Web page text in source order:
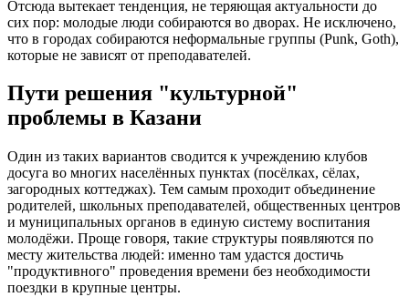
Отсюда вытекает тенденция, не теряющая актуальности до
сих пор: молодые люди собираются во дворах. Не исключено,
что в городах собираются неформальные группы (Punk, Goth),
которые не зависят от преподавателей.
Пути решения "культурной"
проблемы в Казани
Один из таких вариантов сводится к учреждению клубов
досуга во многих населённых пунктах (посёлках, сёлах,
загородных коттеджах). Тем самым проходит объединение
родителей, школьных преподавателей, общественных центров
и муниципальных органов в единую систему воспитания
молодёжи. Проще говоря, такие структуры появляются по
месту жительства людей: именно там удастся достичь
"продуктивного" проведения времени без необходимости
поездки в крупные центры.